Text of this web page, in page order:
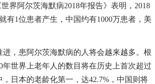
界阿尔茨海默病2018年报告》表明，2018
有1位患者产生，中国约有1000万患者，美
，患阿尔茨海默病的人将会越来越多。根
世界上老年人的数目将在历史上首次超过
日本的老龄化第一，达42.7%，中国则将